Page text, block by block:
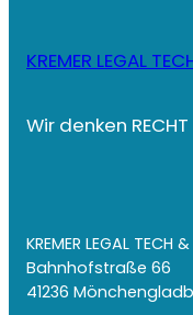
KREMER LEGAL
Wir denken
KREMER LEGAL TECH
Bahnhofstraße 66
41236